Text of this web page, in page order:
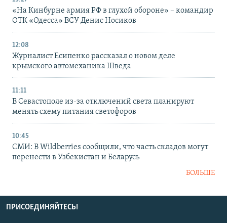
«На Кинбурне армия РФ в глухой обороне» – командир
ОТК «Одесса» ВСУ Денис Носиков
12:08
Журналист Есипенко рассказал о новом деле
крымского автомеханика Шведа
11:11
В Севастополе из-за отключений света планируют
менять схему питания светофоров
10:45
СМИ: В Wildberries сообщили, что часть складов могут
перенести в Узбекистан и Беларусь
БОЛЬШЕ
ПРИСОЕДИНЯЙТЕСЬ!